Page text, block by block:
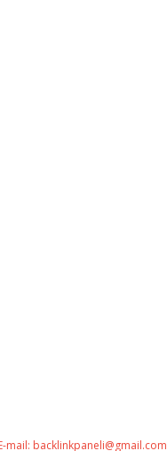
mail: backlinkpaneli@gmail.com